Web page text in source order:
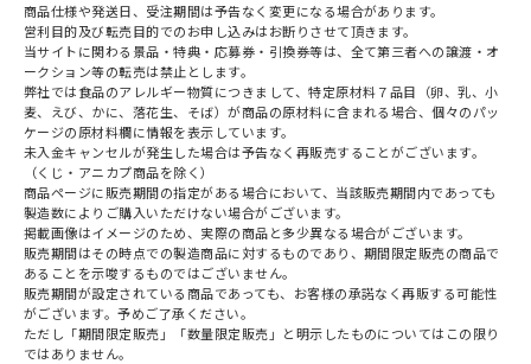
商品仕様や発送日、受注期間は予告なく変更になる場合があります。
営利目的及び転売目的でのお申し込みはお断りさせて頂きます。
当サイトに関わる景品・特典・応募券・引換券等は、全て第三者への譲渡・オ
ークション等の転売は禁止とします。
弊社では食品のアレルギー物質につきまして、特定原材料７品目（卵、乳、小
麦、えび、かに、落花生、そば）が商品の原材料に含まれる場合、個々のパッ
ケージの原材料欄に情報を表示しています。
未入金キャンセルが発生した場合は予告なく再販売することがございます。
（くじ・アニカプ商品を除く）
商品ページに販売期間の指定がある場合において、当該販売期間内であっても
製造数によりご購入いただけない場合がございます。
掲載画像はイメージのため、実際の商品と多少異なる場合がございます。
販売期間はその時点での製造商品に対するものであり、期間限定販売の商品で
あることを示唆するものではございません。
販売期間が設定されている商品であっても、お客様の承諾なく再販する可能性
がございます。予めご了承ください。
ただし「期間限定販売」「数量限定販売」と明示したものについてはこの限り
ではありません。